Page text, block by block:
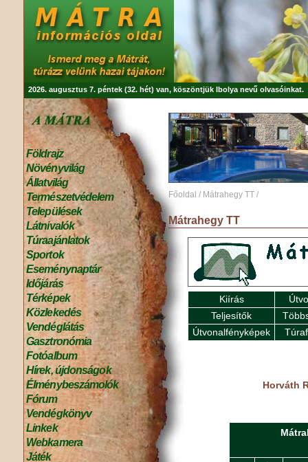
2026. augusztus 7. péntek (32. hét) van, köszöntjük Ibolya nevű olvasóinkat.
Földrajz
Növényvilág
Állatvilág
Természetvédelem
Települések
Látnivalók
Túraajánlatok
Sportok
Eseménynaptár
Időjárás
Térképek
Közlekedés
Vendéglátás
Gasztronómia
Fotóalbum
Hírek, újdonságok
Élménybeszámolók
Fórum
Vendégkönyv
Linkek
Webkamera
Játék
Főoldal / Mátrahegy TT /
Mátrahegy TT
Kiírás
Teljesítők
Útvonalfényképek
Horváth